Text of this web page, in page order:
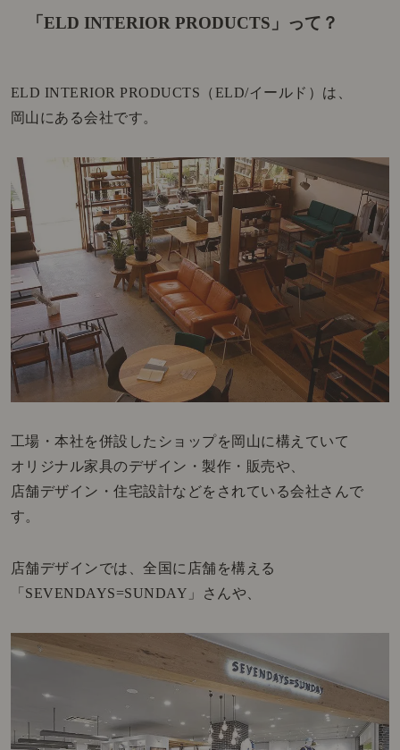
「ELD INTERIOR PRODUCTS」って？
ELD INTERIOR PRODUCTS（ELD/イールド）は、
岡山にある会社です。
工場・本社を併設したショップを岡山に構えていて
オリジナル家具のデザイン・製作・販売や、
店舗デザイン・住宅設計などをされている会社さんで
す。
店舗デザインでは、全国に店舗を構える
「SEVENDAYS=SUNDAY」さんや、